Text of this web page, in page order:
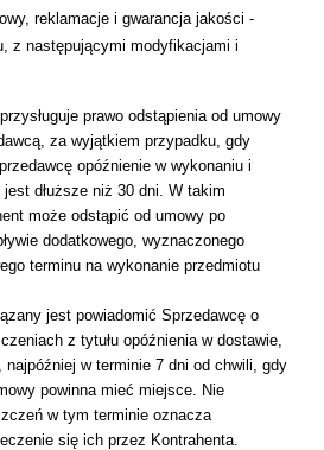
reklamacje i gwarancja jakości -
z następującymi modyfikacjami i
prawo odstąpienia od umowy
za wyjątkiem przypadku, gdy
opóźnienie w wykonaniu i
dłuższe niż 30 dni. W takim
może odstąpić od umowy po
dodatkowego, wyznaczonego
terminu na wykonanie przedmiotu
jest powiadomić Sprzedawcę o
z tytułu opóźnienia w dostawie,
najpóźniej w terminie 7 dni od chwili, gdy
powinna mieć miejsce. Nie
w tym terminie oznacza
się ich przez Kontrahenta.